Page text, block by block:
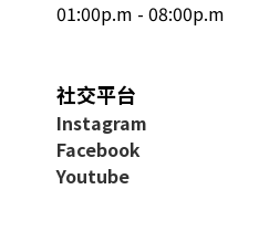
01:00p.m - 08:00p.m
社交平台
Instagram
Facebook
Youtube